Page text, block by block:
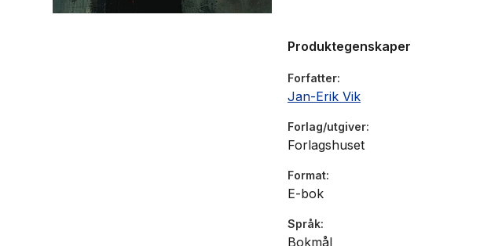
«Dette er ein krimroman med
Kjell Magne Gjøsæter,
«Intens, velskrevet og
Isa Berg, Den kriminelle bokverden
Produktegenskaper
Forfatter
Jan-Erik Vik
Forlag/utgiver
Forlagshuset
Format
E-bok
Språk
Bokmål